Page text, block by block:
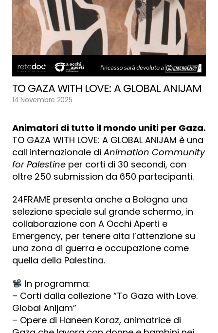
TO GAZA WITH LOVE: A GLOBAL ANIJAM
14 Novembre 2025
Animatori di tutto il mondo uniti per Gaza.
TO GAZA WITH LOVE: A GLOBAL ANIJAM è una
call internazionale diAnimation Community
for Palestine per corti di 30 secondi, con
oltre 250 submission da 650 partecipanti.
24FRAME presenta anche a Bologna una
selezione speciale sul grande schermo, in
collaborazione con A Occhi Aperti e
Emergency, per tenere alta l’attenzione su
una zona di guerra e occupazione come
quella della Palestina.
In programma:
– Corti dalla collezione “To Gaza with Love.
Global Anijam”
– Opere di Haneen Koraz, animatrice di